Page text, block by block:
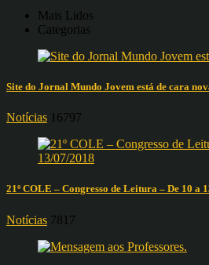
Mais Lidos
Categorias
Site do Jornal Mundo Jovem está de cara
Notícias 16797
21º COLE – Congresso de Leitura – De 10 a
Notícias 7817